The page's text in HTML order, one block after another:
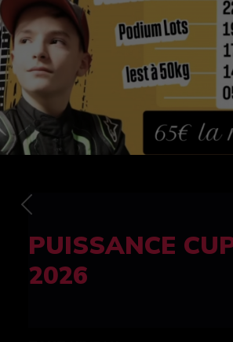
FELINE CUP
féminine
Previous